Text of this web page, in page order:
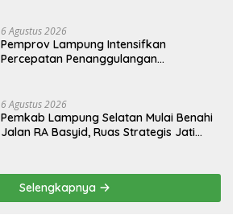
6 Agustus 2026
Pemprov Lampung Intensifkan
Percepatan Penanggulangan
6 Agustus 2026
Pemkab Lampung Selatan Mulai Benahi
Jalan RA Basyid, Ruas Strategis Jati
Selengkapnya